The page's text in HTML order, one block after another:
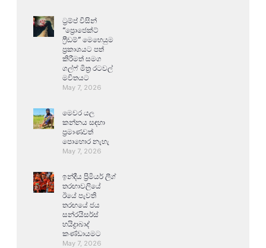
ට්‍රම්ප් විසින්
“ප්‍රොජෙක්ට්
ෆ්‍රීඩම්” මෙහෙයුම
ප්‍රකාශයට පත්
කිරීමත් සමග
ගල්ෆ් මිත්‍ර රටවල්
මවිතයට
May 7, 2026
මෙවර යල
කන්නය සඳහා
ප්‍රමාණවත්
පොහොර නැහැ
May 7, 2026
ඉන්දීය ප්‍රිමියර් ලීග්
තරඟාවලියේ
ඊයේ පැවති
තරඟයේ ජය
සන්රයිසර්ස්
හයිද්‍රාබාද්
කණ්ඩායමට
May 7, 2026